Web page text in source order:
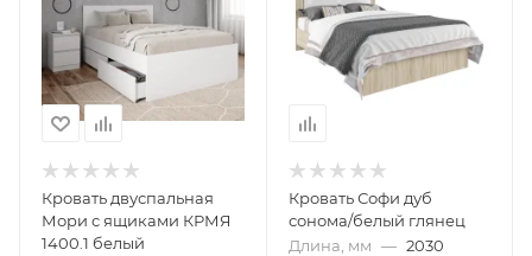
Кровать двуспальная
Мори с ящиками КРМЯ
1400.1 белый
Кровать Софи дуб
сонома/белый глянец
Длина, мм — 2030